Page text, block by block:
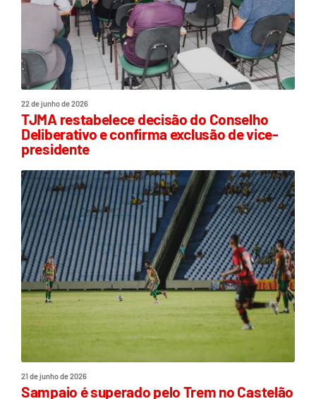
22 de junho de 2026
TJMA restabelece decisão do Conselho
Deliberativo e confirma exclusão de vice-
presidente
21 de junho de 2026
Sampaio é superado pelo Trem no Castelão